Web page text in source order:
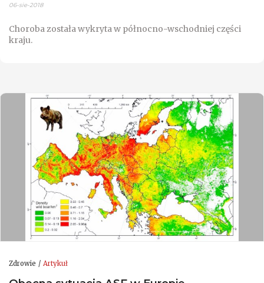
06-sie-2018
Choroba została wykryta w północno-wschodniej części
kraju.
Zdrowie Artykuł